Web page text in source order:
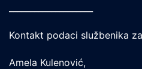
Kontakt podaci službenika
Amela Kulenović,